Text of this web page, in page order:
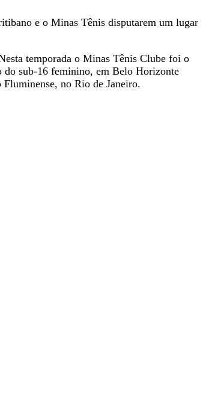
e o Minas Tênis disputarem um lugar
temporada o Minas Tênis Clube foi o
do sub-16 feminino, em Belo Horizonte
no Rio de Janeiro.